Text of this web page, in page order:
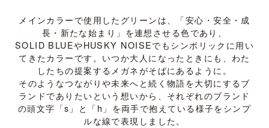
メインカラーで使用したグリーンは、「安心・安全・成
長・新たな始まり」を連想させる色であり、
SOLID BLUEやHUSKY NOISEでもシンボリックに用い
てきたカラーです。いつか大人になったときにも、わた
したちの提案するメガネがそばにあるように。
そのようなつながりや未来へと続く物語を大切にするブ
ランドでありたいという想いから、 それぞれのブランド
の頭文字「s」と「h」を両手で抱えている様子をシンプ
ルな線で表現しました。